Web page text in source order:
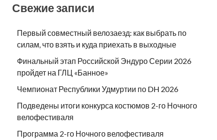
Свежие записи
Первый совместный велозаезд: как выбрать по
силам, что взять и куда приехать в выходные
Финальный этап Российской Эндуро Серии 2026
пройдет на ГЛЦ «Банное»
Чемпионат Республики Удмуртии по DH 2026
Подведены итоги конкурса костюмов 2-го Ночного
велофестиваля
Программа 2-го Ночного велофестиваля